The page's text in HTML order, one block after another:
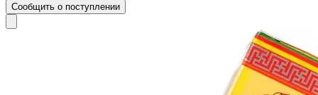
Сообщить о поступлении